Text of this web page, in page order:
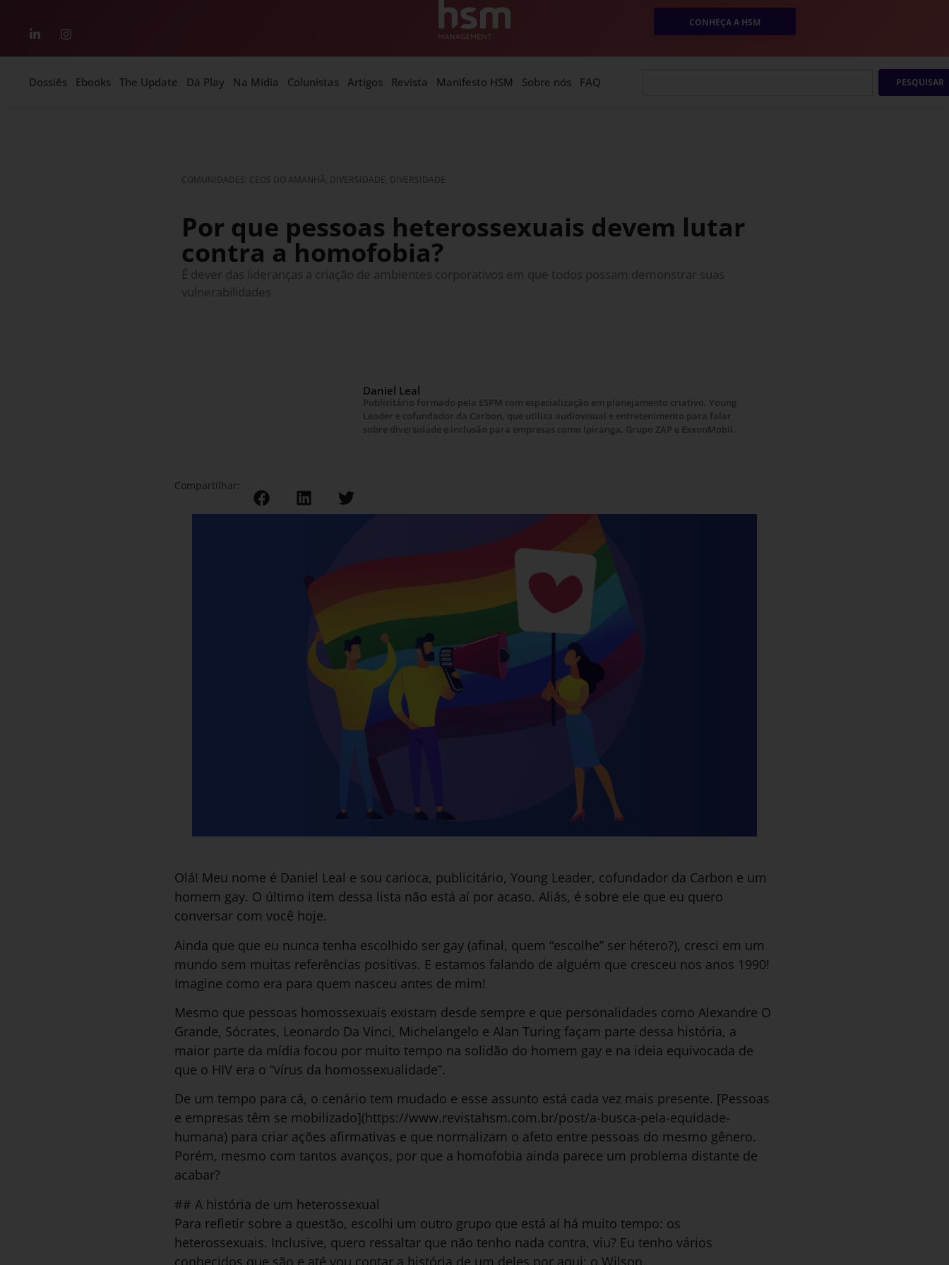
CONHEÇA A HSM
Dossiês Ebooks The Update Dá Play Na Mídia Colunistas Artigos Revista Manifesto HSM Sobre nós FAQ PESQUISAR
COMUNIDADES: CEOS DO AMANHÃ, DIVERSIDADE, DIVERSIDADE
Por que pessoas heterossexuais devem lutar
contra a homofobia?
É dever das lideranças a criação de ambientes corporativos em que todos possam demonstrar suas
vulnerabilidades
Daniel Leal
Publicitário formado pela ESPM com especialização em planejamento criativo, Young
Leader e cofundador da Carbon, que utiliza audiovisual e entretenimento para falar
sobre diversidade e inclusão para empresas como Ipiranga, Grupo ZAP e ExxonMobil.
Compartilhar:
Olá! Meu nome é Daniel Leal e sou carioca, publicitário, Young Leader, cofundador da Carbon e um
homem gay. O último item dessa lista não está aí por acaso. Aliás, é sobre ele que eu quero
conversar com você hoje.
Ainda que que eu nunca tenha escolhido ser gay (afinal, quem “escolhe” ser hétero?), cresci em um
mundo sem muitas referências positivas. E estamos falando de alguém que cresceu nos anos 1990!
Imagine como era para quem nasceu antes de mim!
Mesmo que pessoas homossexuais existam desde sempre e que personalidades como Alexandre O
Grande, Sócrates, Leonardo Da Vinci, Michelangelo e Alan Turing façam parte dessa história, a
maior parte da mídia focou por muito tempo na solidão do homem gay e na ideia equivocada de
que o HIV era o “vírus da homossexualidade”.
De um tempo para cá, o cenário tem mudado e esse assunto está cada vez mais presente. [Pessoas
e empresas têm se mobilizado](https://www.revistahsm.com.br/post/a-busca-pela-equidade-
humana) para criar ações afirmativas e que normalizam o afeto entre pessoas do mesmo gênero.
Porém, mesmo com tantos avanços, por que a homofobia ainda parece um problema distante de
acabar?
## A história de um heterossexual
Para refletir sobre a questão, escolhi um outro grupo que está aí há muito tempo: os
heterossexuais. Inclusive, quero ressaltar que não tenho nada contra, viu? Eu tenho vários
conhecidos que são e até vou contar a história de um deles por aqui: o Wilson.